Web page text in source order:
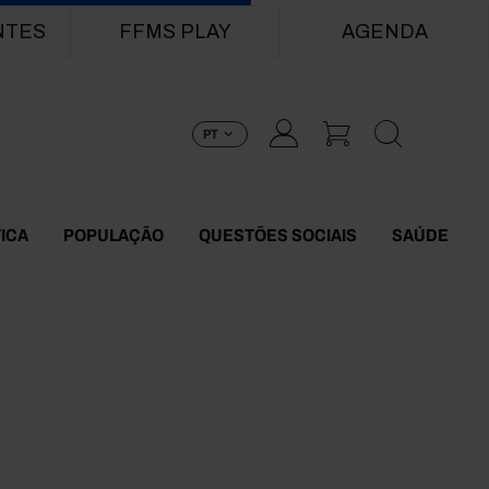
FFMS PLAY AGENDA
PT
POPULAÇÃO QUESTÕES SOCIAIS SAÚDE